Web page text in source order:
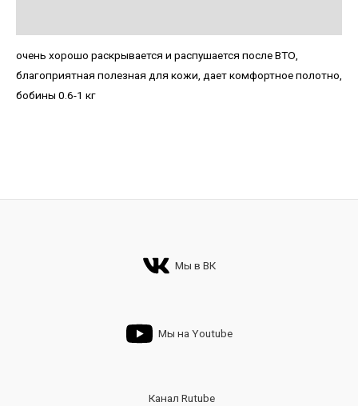
очень хорошо раскрывается и распушается после ВТО,
благоприятная полезная для кожи, дает комфортное полотно,
бобины 0.6-1 кг
Мы в ВК
Мы на Youtube
Канал Rutube